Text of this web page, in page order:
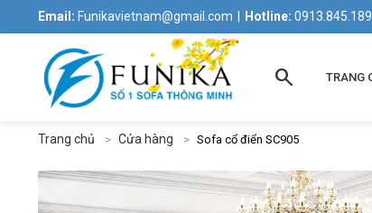
Email: Funikavietnam@gmail.com Hotline: 0913.845.189
search TRANG
Trang chủ Cửa hàng Sofa cổ điển SC905